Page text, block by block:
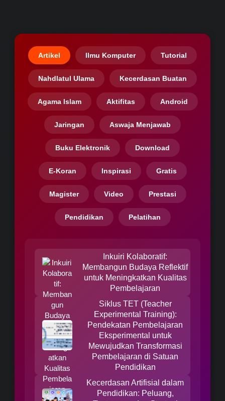
Artikel Ilmu Komputer Tutorial
Nahdlatul Ulama Kecerdasan Buatan
Agama Islam Aktifitas Android
Jaringan Aswaja Menjawab
Buku Elektronik Download
E-Koran Inspirasi Gratis
Magister Video Prestasi
Pendidikan Pelatihan
Inkuiri Kolaboratif:
Membangun Budaya Reflektif
untuk Meningkatkan Kualitas
Pembelajaran
Siklus TET (Teacher
Experimental Training):
Pendekatan Pembelajaran
Eksperimental untuk
Mewujudkan Transformasi
Pembelajaran di Satuan
Pendidikan
Kecerdasan Artifisial dalam
Pendidikan: Peluang,